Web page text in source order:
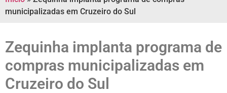
municipalizadas em Cruzeiro do Sul
Zequinha implanta programa de
compras municipalizadas em
Cruzeiro do Sul